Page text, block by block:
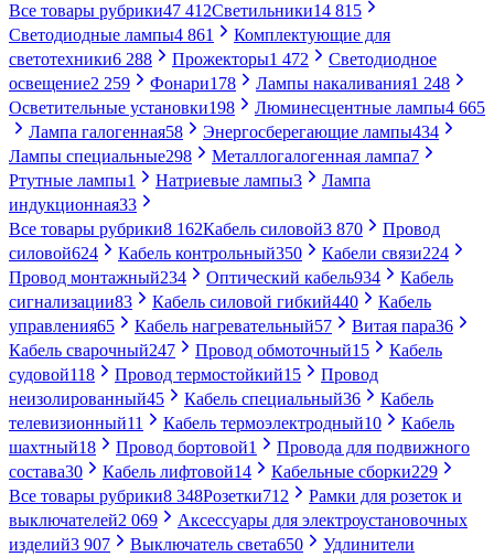
Все товары рубрики47 412Светильники14 815
Светодиодные лампы4 861
Комплектующие для
светотехники6 288 Прожекторы1 472
Светодиодное
освещение2 259 Фонари178 Лампы накаливания1 248
Осветительные установки198 Люминесцентные лампы4 665
Лампа галогенная58 Энергосберегающие лампы434
Лампы специальные298 Металлогалогенная лампа7
Ртутные лампы1 Натриевые лампы3
Лампа
индукционная33
Все товары рубрики8 162Кабель силовой3 870
Провод
силовой624 Кабель контрольный350 Кабели связи224
Провод монтажный234 Оптический кабель934
Кабель
сигнализации83 Кабель силовой гибкий440
Кабель
управления65 Кабель нагревательный57 Витая пара36
Кабель сварочный247 Провод обмоточный15
Кабель
судовой118 Провод термостойкий15
Провод
неизолированный45 Кабель специальный36
Кабель
телевизионный11 Кабель термоэлектродный10
Кабель
шахтный18 Провод бортовой1
Провода для подвижного
состава30 Кабель лифтовой14 Кабельные сборки229
Все товары рубрики8 348Розетки712
Рамки для розеток и
выключателей2 069
Аксессуары для электроустановочных
изделий3 907 Выключатель света650
Удлинители